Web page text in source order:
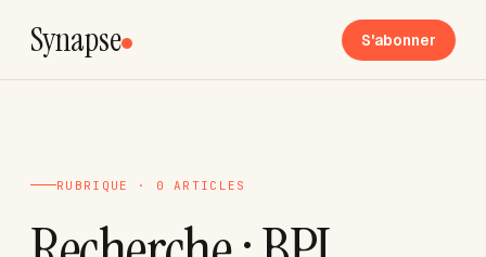
Synapse S'abonner
RUBRIQUE · 0 ARTICLES